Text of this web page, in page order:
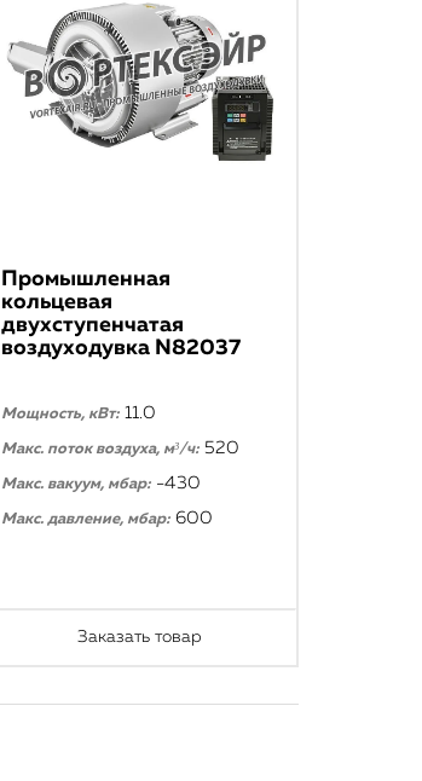
Промышленная
кольцевая
двухступенчатая
воздуходувка N82037
Мощность, кВт: 11.0
Макс. поток воздуха, м³/ч: 520
Макс. вакуум, мбар: -430
Макс. давление, мбар: 600
Заказать товар